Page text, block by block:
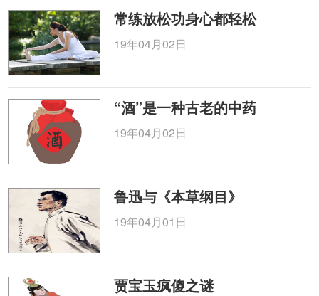
常练放松功身心都轻松
19年04月02日
“酒”是一种古老的中药
19年04月02日
鲁迅与《本草纲目》
19年04月01日
贾宝玉疯傻之谜